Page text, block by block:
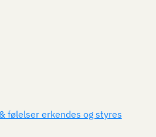
følelser erkendes og styres